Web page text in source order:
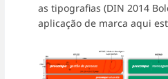
as tipografias (DIN 2014
aplicação de marca aqui